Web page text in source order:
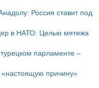
Россия ставит под
в НАТО: Целью мятежа
парламенте –
причину»